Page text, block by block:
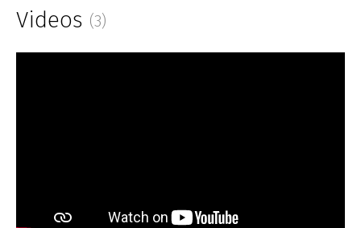
Videos (3)